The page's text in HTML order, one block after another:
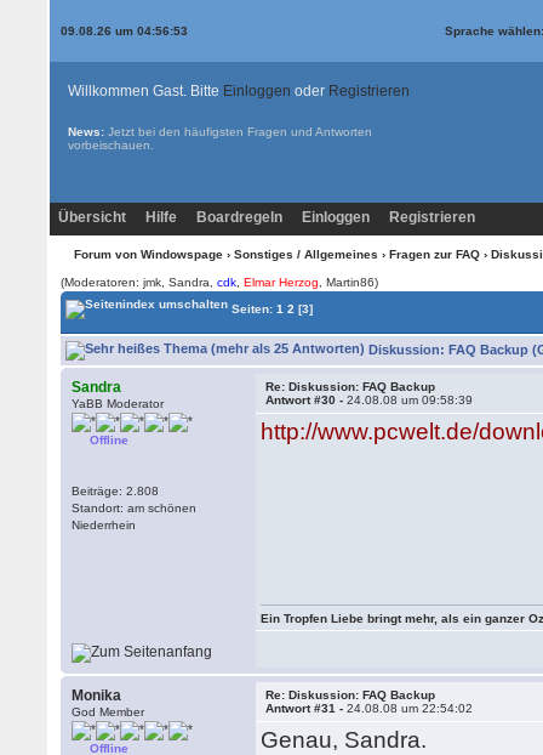
09.08.26 um 04:56:53 Sprache
Willkommen Gast. Bitte Einloggen oder Registrieren
News: Jetzt bei den häufigsten Fragen und Antworten
vorbeischauen.
Übersicht Hilfe Boardregeln Einloggen Registrieren
Forum von Windowspage› Sonstiges / Allgemeines › Fragen zur FAQ›
(Moderatoren: jmk, Sandra,cdk ,Elmar Herzog
, Martin86)
Seiten:1 2 [3]
Diskussion: FAQ Backup
Sandra
YaBB Moderator
Offline
Beiträge: 2.808
Standort: am schönen
Niederrhein
Re: Diskussion: FAQ Backup
Antwort #30 -24.08.08 um 09:58:39
http://www.pcwelt.de/
Ein Tropfen Liebe bringt mehr, als ein ganzer
Monika
God Member
Offline
Re: Diskussion: FAQ Backup
Antwort #31 -24.08.08 um 22:54:02
Genau, Sandra.